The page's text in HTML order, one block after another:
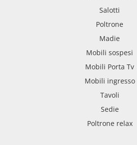
Salotti
Poltrone
Madie
Mobili sospesi
Mobili Porta Tv
Mobili ingresso
Tavoli
Sedie
Poltrone relax